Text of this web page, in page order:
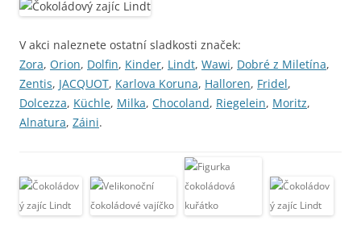
V akci naleznete ostatní sladkosti značek:
Zora, Orion, Dolfin, Kinder, Lindt, Wawi, Dobré z Miletína,
Zentis, JACQUOT, Karlova Koruna, Halloren, Fridel,
Dolcezza, Küchle, Milka, Chocoland, Riegelein, Moritz,
Alnatura, Záini.